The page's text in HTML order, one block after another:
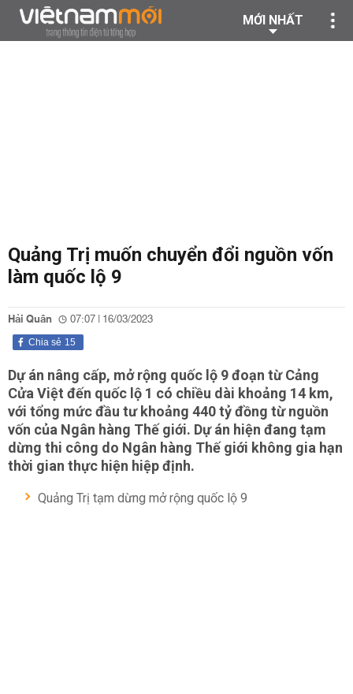
MỚI NHẤT
Quảng Trị muốn chuyển đổi nguồn vốn
làm quốc lộ 9
Hải Quân 07:07 | 16/03/2023
15
Chia sẻ
Dự án nâng cấp, mở rộng quốc lộ 9 đoạn từ Cảng
Cửa Việt đến quốc lộ 1 có chiều dài khoảng 14 km,
với tổng mức đầu tư khoảng 440 tỷ đồng từ nguồn
vốn của Ngân hàng Thế giới. Dự án hiện đang tạm
dừng thi công do Ngân hàng Thế giới không gia hạn
thời gian thực hiện hiệp định.
Quảng Trị tạm dừng mở rộng quốc lộ 9